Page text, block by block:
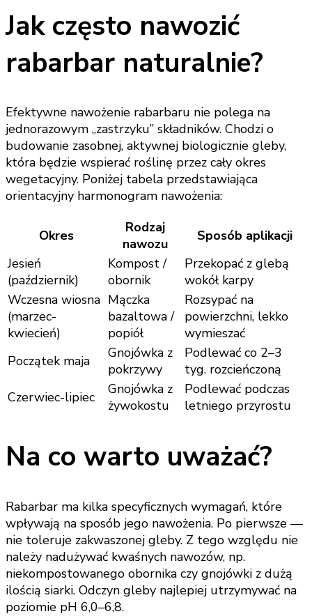
Jak często nawozić
rabarbar naturalnie?
Efektywne nawożenie rabarbaru nie polega na
jednorazowym „zastrzyku” składników. Chodzi o
budowanie zasobnej, aktywnej biologicznie gleby,
która będzie wspierać roślinę przez cały okres
wegetacyjny. Poniżej tabela przedstawiająca
orientacyjny harmonogram nawożenia:
Okres
Rodzaj
nawozu
Sposób aplikacji
Jesień
(październik)
Kompost /
obornik
Przekopać z glebą
wokół karpy
Wczesna wiosna
(marzec-
kwiecień)
Mączka
bazaltowa /
popiół
Rozsypać na
powierzchni, lekko
wymieszać
Początek maja
Gnojówka z
pokrzywy
Podlewać co 2–3
tyg. rozcieńczoną
Czerwiec-lipiec
Gnojówka z
żywokostu
Podlewać podczas
letniego przyrostu
Na co warto uważać?
Rabarbar ma kilka specyficznych wymagań, które
wpływają na sposób jego nawożenia. Po pierwsze —
nie toleruje zakwaszonej gleby. Z tego względu nie
należy nadużywać kwaśnych nawozów, np.
niekompostowanego obornika czy gnojówki z dużą
ilością siarki. Odczyn gleby najlepiej utrzymywać na
poziomie pH 6,0–6,8.